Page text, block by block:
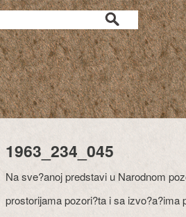
1963_234_045
Na sve?anoj predstavi u Narodnom
prostorijama pozori?ta i sa izvo?a?ima